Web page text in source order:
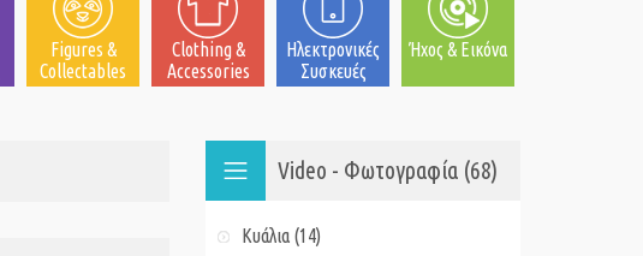
μου
Figures &
Collectables
Clothing &
Accessories
Ηλεκτρονικές
Συσκευές
Ήχος & Εικόνα
Video - Φωτογραφία (68)
Κυάλια (14)